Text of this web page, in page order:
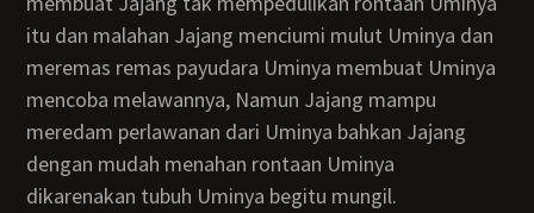
itu dan malahan Jajang menciumi mulut Uminya dan
meremas remas payudara Uminya membuat Uminya
mencoba melawannya, Namun Jajang mampu
meredam perlawanan dari Uminya bahkan Jajang
dengan mudah menahan rontaan Uminya
dikarenakan tubuh Uminya begitu mungil.